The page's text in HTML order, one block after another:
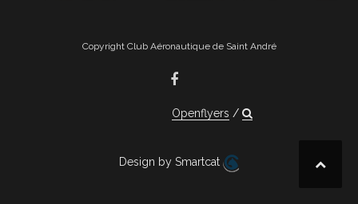
Copyright Club Aéronautique de Saint André
Openflyers
Design by Smartcat